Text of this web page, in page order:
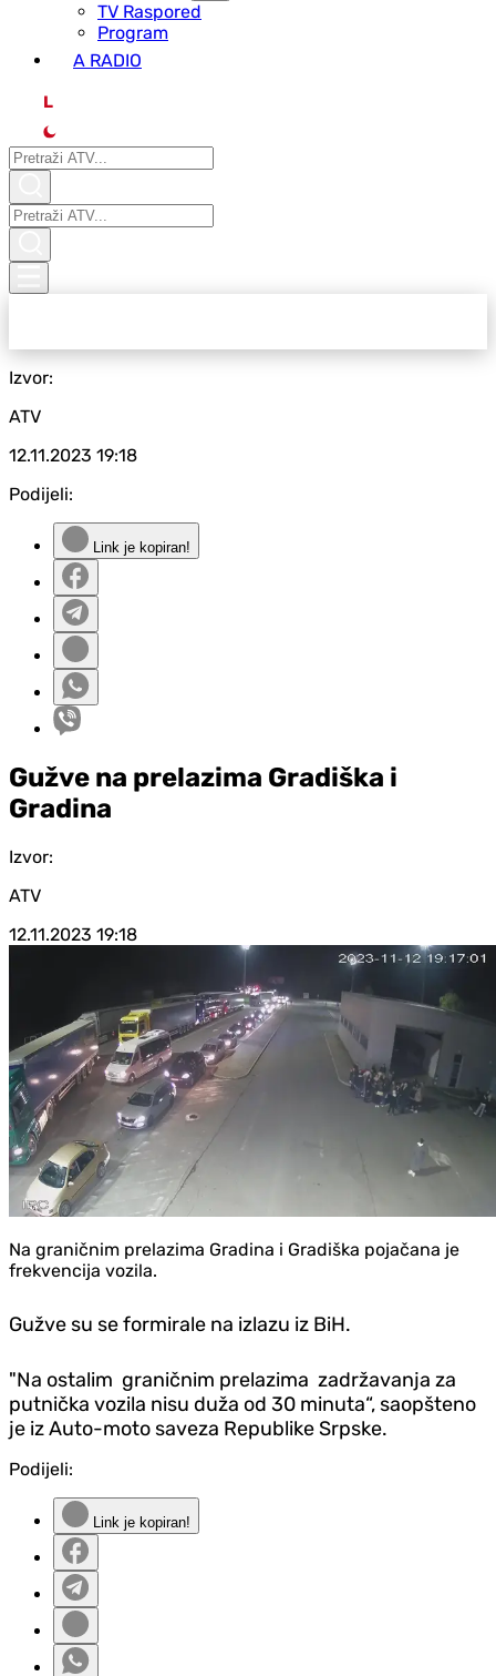
ТV Raspored
Program
A RADIO
L
Izvor:
ATV
12.11.2023 19:18
Podijeli:
Link je kopiran!
Gužve na prelazima Gradiška i
Gradina
Izvor:
ATV
12.11.2023 19:18
Na graničnim prelazima Gradina i Gradiška pojačana je
frekvencija vozila.
Gužve su se formirale na izlazu iz BiH.
"Na ostalim graničnim prelazima zadržavanja za
putnička vozila nisu duža od 30 minuta“, saopšteno
je iz Auto-moto saveza Republike Srpske.
Podijeli:
Link je kopiran!